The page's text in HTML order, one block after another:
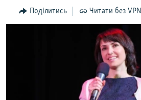
Перейти
до
ПОГЛЯД
ЯК ОБІЙТИ БЛОКУВАННЯ
Поділитись Читати без VPN